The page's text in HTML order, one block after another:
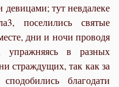
тут невдалеке
поселились святые
дни и ночи проводя
в разных
страждущих, так как за
благодати